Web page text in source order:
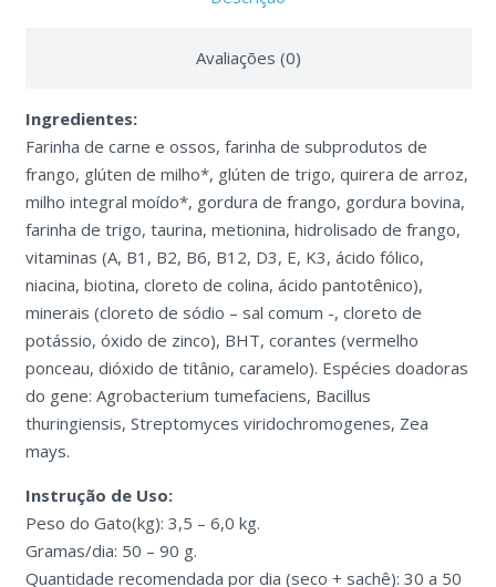
Avaliações (0)
Ingredientes:
Farinha de carne e ossos, farinha de subprodutos de
frango, glúten de milho*, glúten de trigo, quirera de arroz,
milho integral moído*, gordura de frango, gordura bovina,
farinha de trigo, taurina, metionina, hidrolisado de frango,
vitaminas (A, B1, B2, B6, B12, D3, E, K3, ácido fólico,
niacina, biotina, cloreto de colina, ácido pantotênico),
minerais (cloreto de sódio – sal comum -, cloreto de
potássio, óxido de zinco), BHT, corantes (vermelho
ponceau, dióxido de titânio, caramelo). Espécies doadoras
do gene: Agrobacterium tumefaciens, Bacillus
thuringiensis, Streptomyces viridochromogenes, Zea
mays.
Instrução de Uso:
Peso do Gato(kg): 3,5 – 6,0 kg.
Gramas/dia: 50 – 90 g.
Quantidade recomendada por dia (seco + sachê): 30 a 50